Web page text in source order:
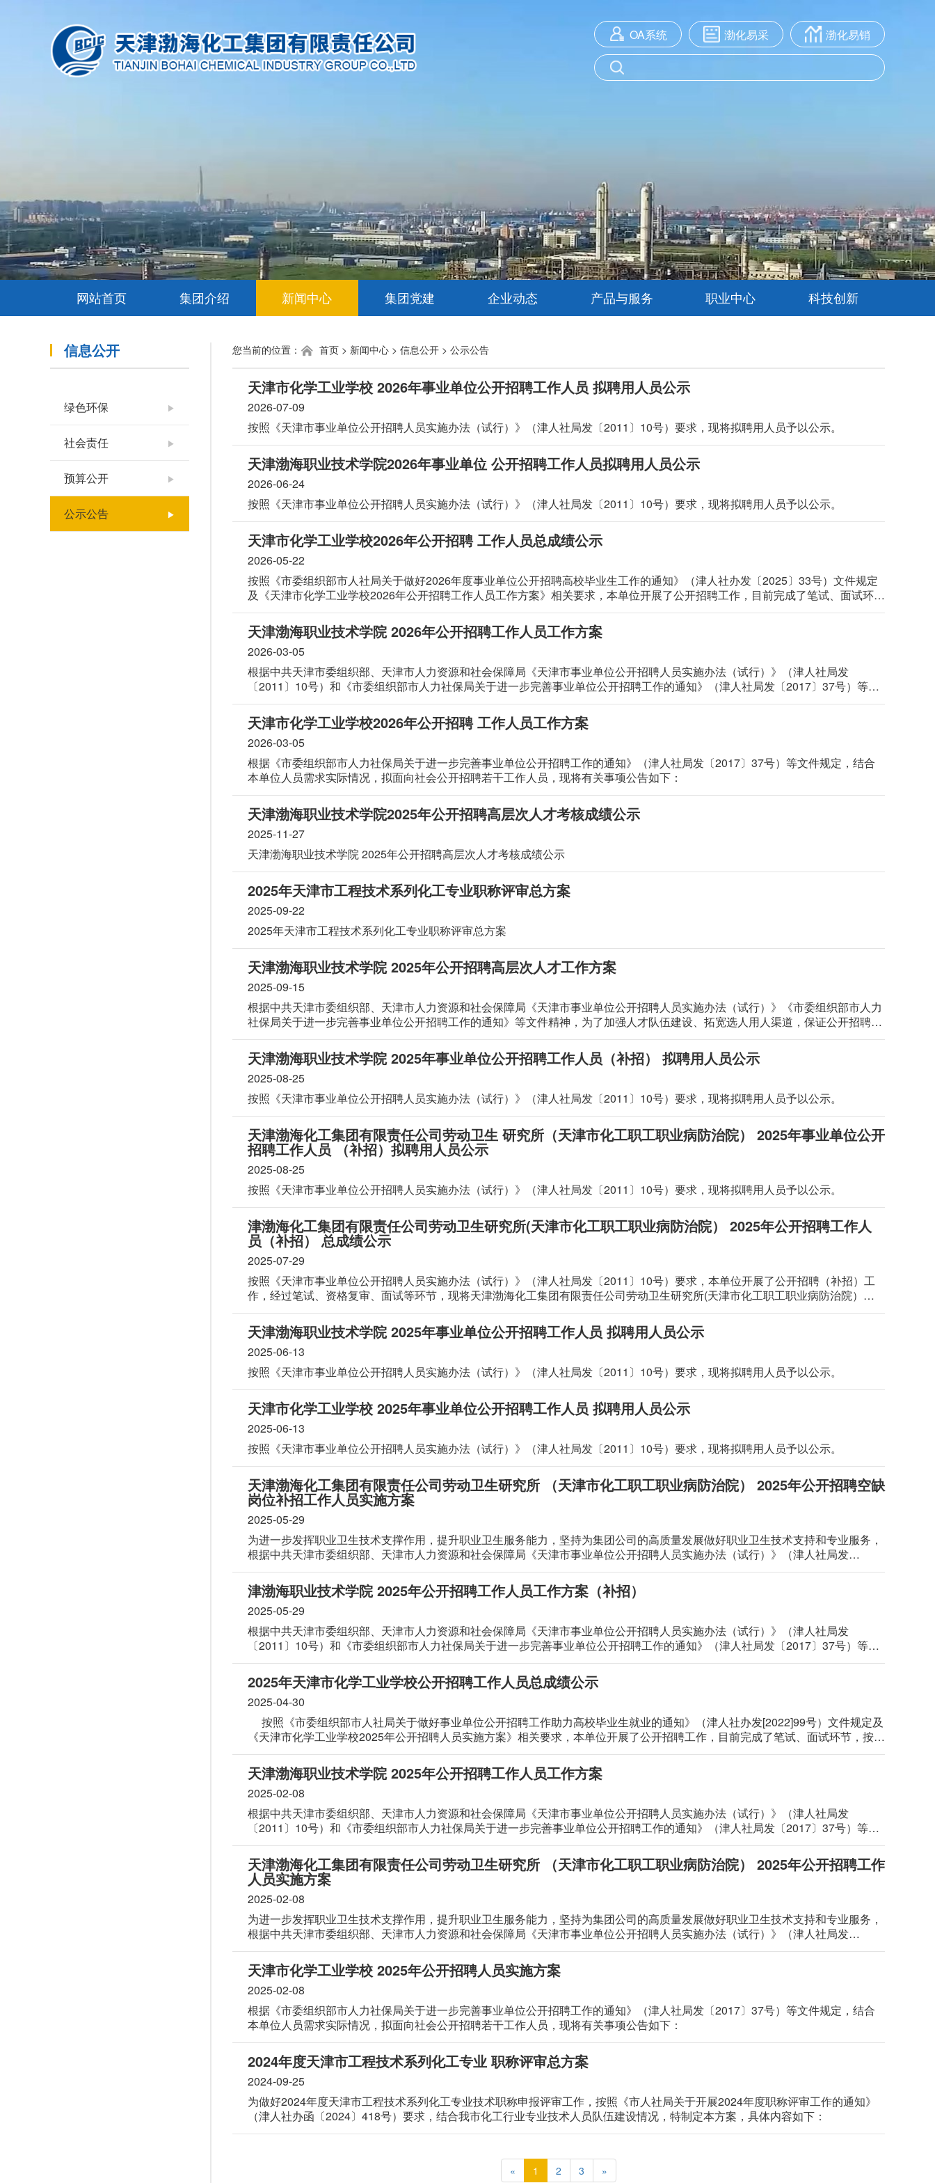
OA系统 渤化易采 渤化易销
网站首页 集团介绍 新闻中心 集团党建 企业动态 产品与服务 职业中心 科技创新
信息公开
绿色环保 ▶
社会责任 ▶
预算公开 ▶
公示公告 ▶
您当前的位置： 首页 > 新闻中心 > 信息公开 > 公示公告
天津市化学工业学校 2026年事业单位公开招聘工作人员 拟聘用人员公示
2026-07-09
按照《天津市事业单位公开招聘人员实施办法（试行）》（津人社局发〔2011〕10号）要求，现将拟聘用人员予以公示。
天津渤海职业技术学院2026年事业单位 公开招聘工作人员拟聘用人员公示
2026-06-24
按照《天津市事业单位公开招聘人员实施办法（试行）》（津人社局发〔2011〕10号）要求，现将拟聘用人员予以公示。
天津市化学工业学校2026年公开招聘 工作人员总成绩公示
2026-05-22
按照《市委组织部市人社局关于做好2026年度事业单位公开招聘高校毕业生工作的通知》（津人社办发〔2025〕33号）文件规定
及《天津市化学工业学校2026年公开招聘工作人员工作方案》相关要求，本单位开展了公开招聘工作，目前完成了笔试、面试环
节，按要求对本单位2026年公开招聘工作人员总成绩予以公示，详见附件。
天津渤海职业技术学院 2026年公开招聘工作人员工作方案
2026-03-05
根据中共天津市委组织部、天津市人力资源和社会保障局《天津市事业单位公开招聘人员实施办法（试行）》（津人社局发
〔2011〕10号）和《市委组织部市人力社保局关于进一步完善事业单位公开招聘工作的通知》（津人社局发〔2017〕37号）等文
件精神，为了加强人才队伍建设、拓宽选人用人渠道，保证公开招聘工作顺利开展，制定2026年公开招聘工作人员工作方案：
天津市化学工业学校2026年公开招聘 工作人员工作方案
2026-03-05
根据《市委组织部市人力社保局关于进一步完善事业单位公开招聘工作的通知》（津人社局发〔2017〕37号）等文件规定，结合
本单位人员需求实际情况，拟面向社会公开招聘若干工作人员，现将有关事项公告如下：
天津渤海职业技术学院2025年公开招聘高层次人才考核成绩公示
2025-11-27
天津渤海职业技术学院 2025年公开招聘高层次人才考核成绩公示
2025年天津市工程技术系列化工专业职称评审总方案
2025-09-22
2025年天津市工程技术系列化工专业职称评审总方案
天津渤海职业技术学院 2025年公开招聘高层次人才工作方案
2025-09-15
根据中共天津市委组织部、天津市人力资源和社会保障局《天津市事业单位公开招聘人员实施办法（试行）》《市委组织部市人力
社保局关于进一步完善事业单位公开招聘工作的通知》等文件精神，为了加强人才队伍建设、拓宽选人用人渠道，保证公开招聘工
作顺利开展，制定2025年公开招聘高层次人才工作方案：
天津渤海职业技术学院 2025年事业单位公开招聘工作人员（补招） 拟聘用人员公示
2025-08-25
按照《天津市事业单位公开招聘人员实施办法（试行）》（津人社局发〔2011〕10号）要求，现将拟聘用人员予以公示。
天津渤海化工集团有限责任公司劳动卫生 研究所（天津市化工职工职业病防治院） 2025年事业单位公开
招聘工作人员 （补招）拟聘用人员公示
2025-08-25
按照《天津市事业单位公开招聘人员实施办法（试行）》（津人社局发〔2011〕10号）要求，现将拟聘用人员予以公示。
津渤海化工集团有限责任公司劳动卫生研究所(天津市化工职工职业病防治院） 2025年公开招聘工作人
员（补招） 总成绩公示
2025-07-29
按照《天津市事业单位公开招聘人员实施办法（试行）》（津人社局发〔2011〕10号）要求，本单位开展了公开招聘（补招）工
作，经过笔试、资格复审、面试等环节，现将天津渤海化工集团有限责任公司劳动卫生研究所(天津市化工职工职业病防治院）
2025年公开招聘工作人员（补招）总成绩予以公示，详见附件。公示期7个工作日（2025年7月30日—8月7日）。如有异议，请拨
打投诉电话。
天津渤海职业技术学院 2025年事业单位公开招聘工作人员 拟聘用人员公示
2025-06-13
按照《天津市事业单位公开招聘人员实施办法（试行）》（津人社局发〔2011〕10号）要求，现将拟聘用人员予以公示。
天津市化学工业学校 2025年事业单位公开招聘工作人员 拟聘用人员公示
2025-06-13
按照《天津市事业单位公开招聘人员实施办法（试行）》（津人社局发〔2011〕10号）要求，现将拟聘用人员予以公示。
天津渤海化工集团有限责任公司劳动卫生研究所 （天津市化工职工职业病防治院） 2025年公开招聘空缺
岗位补招工作人员实施方案
2025-05-29
为进一步发挥职业卫生技术支撑作用，提升职业卫生服务能力，坚持为集团公司的高质量发展做好职业卫生技术支持和专业服务，
根据中共天津市委组织部、天津市人力资源和社会保障局《天津市事业单位公开招聘人员实施办法（试行）》（津人社局发
〔2011〕10号）等文件规定，结合本单位目前人才队伍现状，拟面向社会公开招聘专业技术岗位工作人员。现将有关事项公告如
下：
津渤海职业技术学院 2025年公开招聘工作人员工作方案（补招）
2025-05-29
根据中共天津市委组织部、天津市人力资源和社会保障局《天津市事业单位公开招聘人员实施办法（试行）》（津人社局发
〔2011〕10号）和《市委组织部市人力社保局关于进一步完善事业单位公开招聘工作的通知》（津人社局发〔2017〕37号）等文
件精神，为了加强人才队伍建设、拓宽选人用人渠道，保证公开招聘工作顺利开展，制定2025年公开招聘工作人员工作方案（补
招）：
2025年天津市化学工业学校公开招聘工作人员总成绩公示
2025-04-30
《天津市化学工业学校2025年公开招聘人员实施方案》相关要求，本单位开展了公开招聘工作，目前完成了笔试、面试环节，按要
求对本单位2025年公开招聘工作人员总成绩予以公示，详见附件。公示期5个工作日（2025年4月30日至5月9日）。如有异议，请
拨打投诉电话。 投诉电话:022-88242493 022-58980536
天津渤海职业技术学院 2025年公开招聘工作人员工作方案
2025-02-08
根据中共天津市委组织部、天津市人力资源和社会保障局《天津市事业单位公开招聘人员实施办法（试行）》（津人社局发
〔2011〕10号）和《市委组织部市人力社保局关于进一步完善事业单位公开招聘工作的通知》（津人社局发〔2017〕37号）等文
件精神，为了加强人才队伍建设、拓宽选人用人渠道，保证公开招聘工作顺利开展，制定2025年公开招聘工作人员工作方案：
天津渤海化工集团有限责任公司劳动卫生研究所 （天津市化工职工职业病防治院） 2025年公开招聘工作
人员实施方案
2025-02-08
为进一步发挥职业卫生技术支撑作用，提升职业卫生服务能力，坚持为集团公司的高质量发展做好职业卫生技术支持和专业服务，
根据中共天津市委组织部、天津市人力资源和社会保障局《天津市事业单位公开招聘人员实施办法（试行）》（津人社局发
〔2011〕10号）等文件规定，结合本单位目前人才队伍现状，拟面向社会公开招聘专业技术岗位工作人员。现将有关事项公告如
下：
天津市化学工业学校 2025年公开招聘人员实施方案
2025-02-08
根据《市委组织部市人力社保局关于进一步完善事业单位公开招聘工作的通知》（津人社局发〔2017〕37号）等文件规定，结合
本单位人员需求实际情况，拟面向社会公开招聘若干工作人员，现将有关事项公告如下：
2024年度天津市工程技术系列化工专业 职称评审总方案
2024-09-25
为做好2024年度天津市工程技术系列化工专业技术职称申报评审工作，按照《市人社局关于开展2024年度职称评审工作的通知》
（津人社办函〔2024〕418号）要求，结合我市化工行业专业技术人员队伍建设情况，特制定本方案，具体内容如下：
« 1 2 3 »